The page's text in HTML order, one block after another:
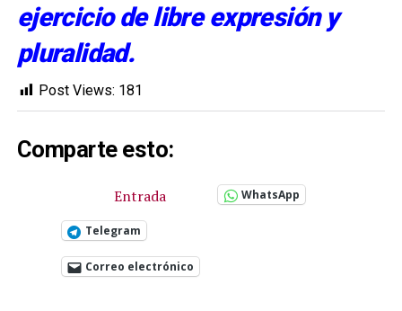
ejercicio de libre expresión y
pluralidad.
Post Views: 181
Comparte esto:
Entrada WhatsApp
Telegram
Correo electrónico